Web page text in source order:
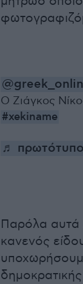
Ο Ζιάγκος
#xekiname
♬
Παρόλα αυτά
κανενός